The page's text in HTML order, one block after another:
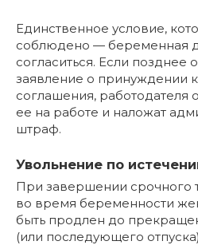
Единственное условие,
соблюдено — беременная
согласиться. Если позднее
заявление о принуждении
соглашения, работодателя
ее на работе и наложат
штраф.
Увольнение по
При завершении срочного
во время беременности
быть продлен до
(или последующего